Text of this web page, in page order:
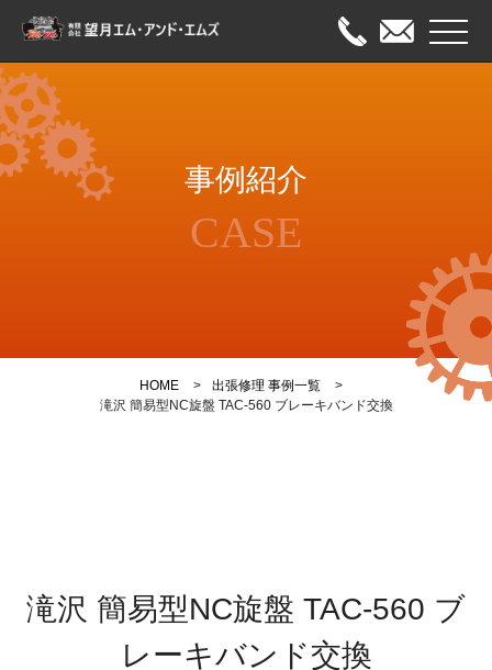
メニ
HOME
出張修理
オーバーホール
事例紹介
会社案内
事例紹介
CASE
HOME
出張修理 事例一覧
滝沢 簡易型NC旋盤 TAC-560 ブレーキバンド交換
滝沢 簡易型NC旋盤 TAC-560 ブ
レーキバンド交換